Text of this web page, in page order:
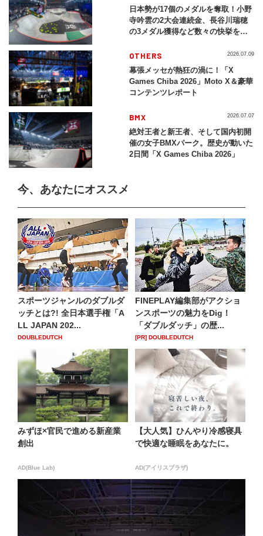
日本勢が17個のメダルを奪取！小野
寺吟雲の2大会連続金、長谷川瑞穂
の3メダル獲得など数々の快挙をプ
2026」
OTHERS
幕張メッセが熱狂の渦に！「X
Games Chiba 2026」Moto X＆豪華
コンテンツレポート
2026.07.09
BMX
絶対王者と新王者、そして国内初開
催の女子BMXパーク。歴史が動いた
2日間「X Games Chiba 2026」
2026.07.07
今、あなたにオススメ
スポーツジャンルのダブルダ
ッチとは?! 全日本選手権「A
LL JAPAN 202...
DOUBLEDUTCH
FINEPLAY編集部がアクショ
ンスポーツの魅力をDig！
「ダブルダッチ」の歴...
[PR] DOUBLEDUTCH
みずほ×官民で進める新産業
創出
AD(Blue Lab)
【大人気】ひんやり冷感寝具
で快適な睡眠をあなたに。
AD(アイリスプラザ)